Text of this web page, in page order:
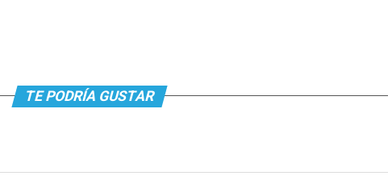
TE PODRÍA GUSTAR